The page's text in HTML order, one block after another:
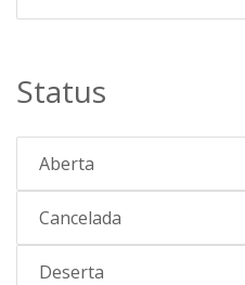
Status
Aberta
Cancelada
Deserta